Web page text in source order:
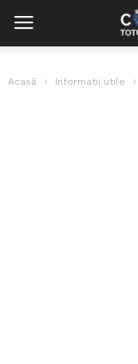
Acasă Informatii utile